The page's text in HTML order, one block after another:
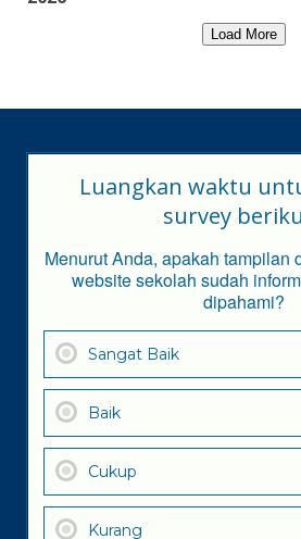
Load More
Luangkan waktu
survey
Menurut Anda, apakah tampilan
website sekolah sudah
dipahami?
Sangat Baik
Baik
Cukup
Kurang